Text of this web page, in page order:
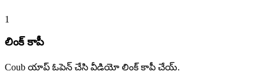
1
లింక్ కాపీ
Coub యాప్ ఓపెన్ చేసి వీడియో లింక్ కాపీ చేయ్.